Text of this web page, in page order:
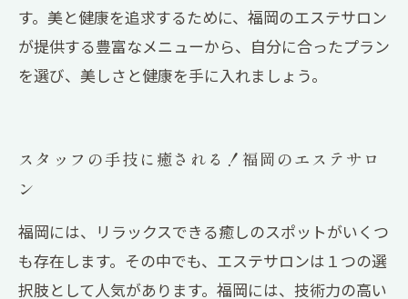
す。美と健康を追求するために、福岡のエステサロン
が提供する豊富なメニューから、自分に合ったプラン
を選び、美しさと健康を手に入れましょう。
スタッフの手技に癒される！福岡のエステサロ
ン
福岡には、リラックスできる癒しのスポットがいくつ
も存在します。その中でも、エステサロンは１つの選
択肢として人気があります。福岡には、技術力の高い